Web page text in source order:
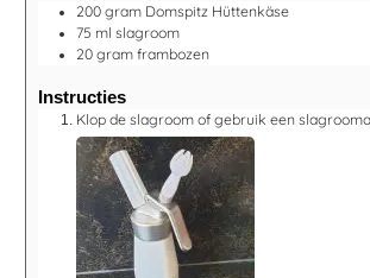
200 gram Domspitz Hüttenkäse
75 ml slagroom
20 gram frambozen
Instructies
Klop de slagroom of gebruik een